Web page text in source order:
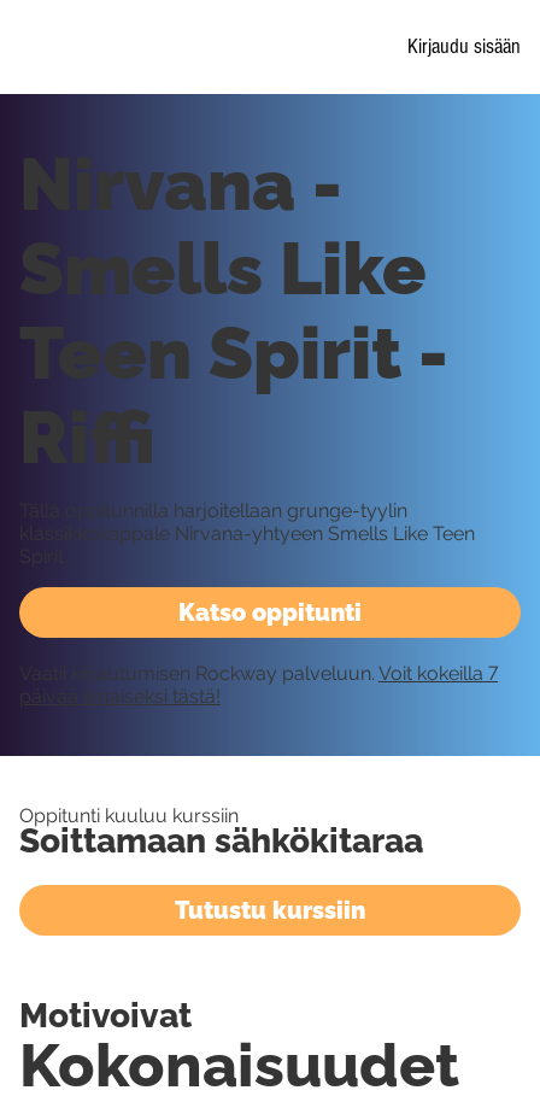
Kirjaudu sisään
Katso oppitunti
Nirvana -
Smells Like
Teen Spirit -
Riffi
Tällä oppitunnilla harjoitellaan grunge-tyylin
klassikkokappale Nirvana-yhtyeen Smells Like Teen
Spirit.
Vaatii kirjautumisen Rockway palveluun. Voit kokeilla 7
päivää ilmaiseksi tästä!
Oppitunti kuuluu kurssiin
Soittamaan sähkökitaraa
Tutustu kurssiin
Kokonaisuudet
Motivoivat